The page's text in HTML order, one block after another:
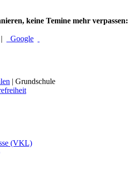
keine Temine mehr verpassen:
|
Google
| Grundschule
(VKL)